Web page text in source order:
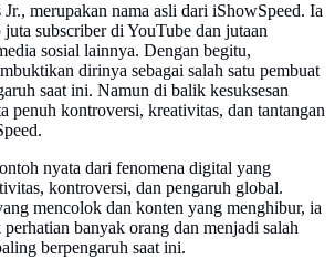
merupakan nama asli dari iShowSpeed. Ia
subscriber di YouTube dan jutaan
sosial lainnya. Dengan begitu,
dirinya sebagai salah satu pembuat
saat ini. Namun di balik kesuksesan
penuh kontroversi, kreativitas, dan tantangan
nyata dari fenomena digital yang
kontroversi, dan pengaruh global.
mencolok dan konten yang menghibur, ia
banyak orang dan menjadi salah
berpengaruh saat ini.